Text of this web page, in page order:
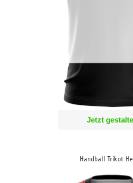
Jetzt
Handball Trikot